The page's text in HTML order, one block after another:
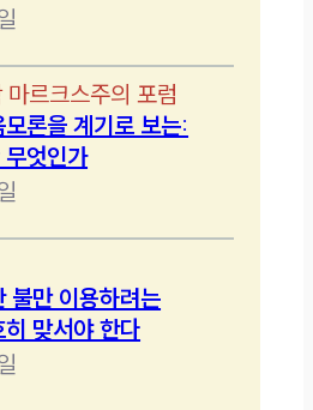
마르크스주의 포럼
론을 계기로 보는:
엇인가
불만 이용하려는
맞서야 한다